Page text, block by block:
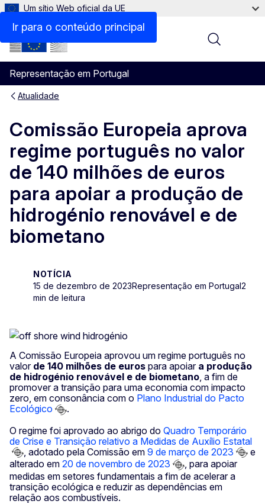
Ir para o conteúdo principal
Um sítio Web oficial da UE
Representação em Portugal
Menu
Atualidade
Comissão Europeia aprova
regime português no valor
de 140 milhões de euros
para apoiar a produção de
hidrogénio renovável e de
biometano
NOTÍCIA
15 de dezembro de 2023Representação em Portugal2
min de leitura
A Comissão Europeia aprovou um regime português no
valor de 140 milhões de euros para apoiar a produção
de hidrogénio renovável e de biometano , a fim de
promover a transição para uma economia com impacto
zero, em consonância com o Plano Industrial do Pacto
Ecológico
.
O regime foi aprovado ao abrigo do Quadro Temporário
de Crise e Transição relativo a Medidas de Auxílio Estatal
, adotado pela Comissão em 9 de março de 2023
e
alterado em 20 de novembro de 2023
, para apoiar
medidas em setores fundamentais a fim de acelerar a
transição ecológica e reduzir as dependências em
relação aos combustíveis.